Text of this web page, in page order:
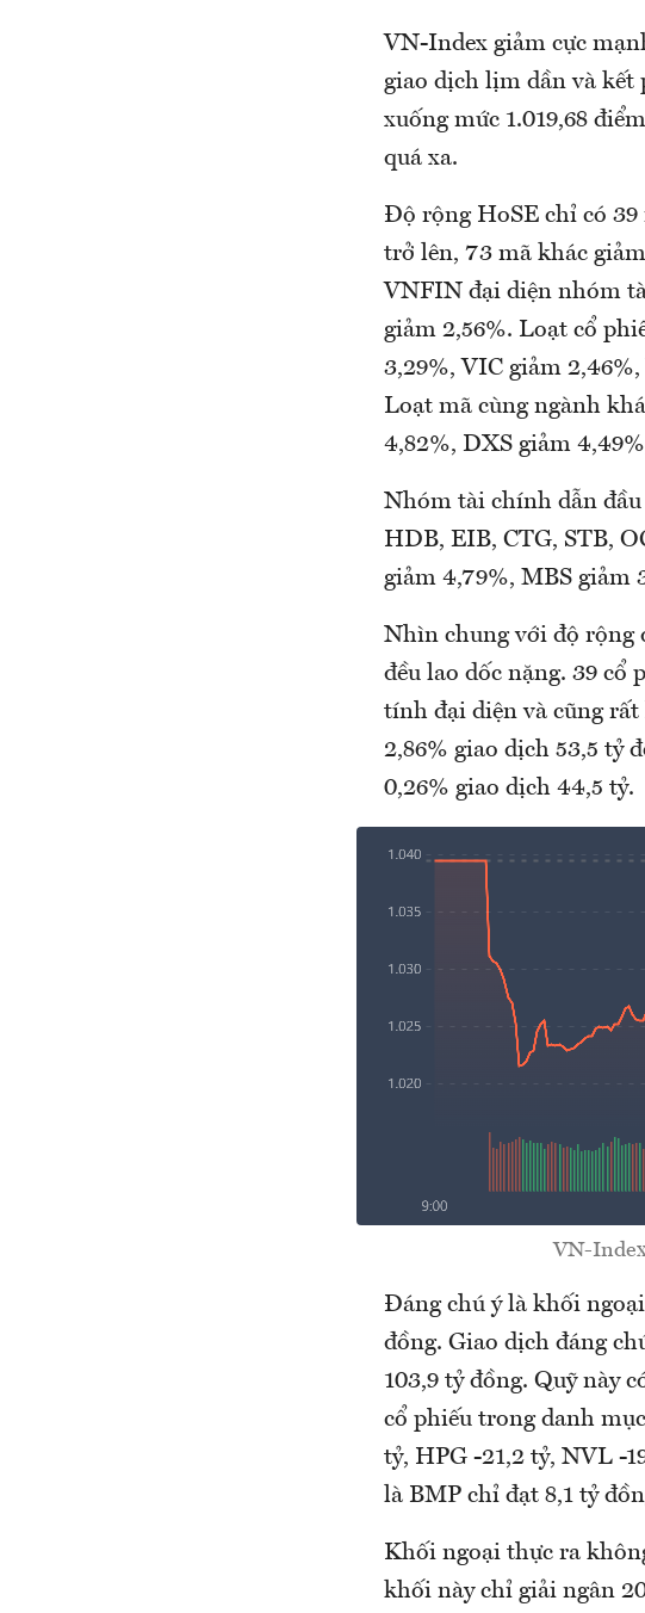
VN-Index giảm cực
giao dịch lịm dần và kết
xuống mức 1.019,68
quá xa.
Độ rộng HoSE chỉ có 39
trở lên, 73 mã khác
VNFIN đại diện nhóm
giảm 2,56%. Loạt cổ
3,29%, VIC giảm
Loạt mã cùng ngành
4,82%, DXS giảm
Nhóm tài chính dẫn đầu
HDB, EIB, CTG, STB,
giảm 4,79%, MBS giảm
Nhìn chung với độ rộng
đều lao dốc nặng. 39 cổ
tính đại diện và cũng
2,86% giao dịch 53,5 tỷ
0,26% giao dịch 44,5 tỷ.
VN-
Đáng chú ý là khối
đồng. Giao dịch đáng
103,9 tỷ đồng. Quỹ này
cổ phiếu trong danh
tỷ, HPG -21,2 tỷ, NVL -
là BMP chỉ đạt 8,1 tỷ
Khối ngoại thực ra
khối này chỉ giải ngân